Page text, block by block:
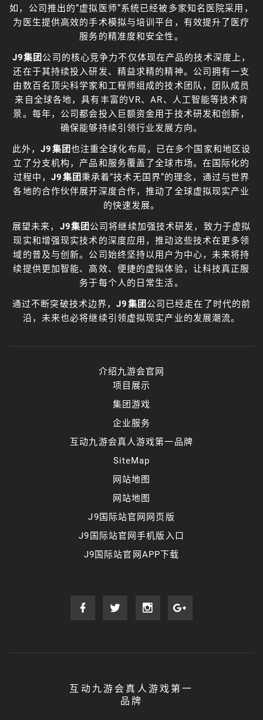
如，公司推出的“虚拟医师”系统已经被多家知名医院采用，
为医生提供高效的手术模拟与培训平台，有效提升了医疗
服务的精准度和安全性。
J9集团 公司的核心竞争力不仅体现在产品的技术深度上，
还在于其持续投入研发、精益求精的精神。公司拥有一支
由数百名顶尖科学家和工程师组成的技术团队，团队成员
来自全球各地，具有丰富的VR、AR、人工智能等技术背
景。每年，公司都会投入巨额资金用于技术研发和创新，
确保能够持续引领行业发展方向。
此外，J9集团也注重全球化布局，已在多个国家和地区设
立了分支机构，产品和服务覆盖了全球市场。在国际化的
过程中，J9集团秉承着“技术无国界”的理念，通过与世界
各地的合作伙伴展开深度合作，推动了全球虚拟现实产业
的快速发展。
展望未来， J9集团 公司将继续加强技术研发，致力于虚拟
现实和增强现实技术的深度应用，推动这些技术在更多领
域的普及与创新。公司始终坚持以用户为中心，未来将持
续提供更加智能、高效、便捷的虚拟体验，让科技真正服
务于每个人的日常生活。
通过不断突破技术边界，J9集团 公司已经走在了时代的前
沿，未来也必将继续引领虚拟现实产业的发展潮流。
介绍九游会官网
项目展示
集团游戏
企业服务
互动九游会真人游戏第一品牌
SiteMap
网站地图
网站地图
J9国际站官网网页版
J9国际站官网手机版入口
J9国际站官网APP下载
互动九游会真人游戏第一
品牌